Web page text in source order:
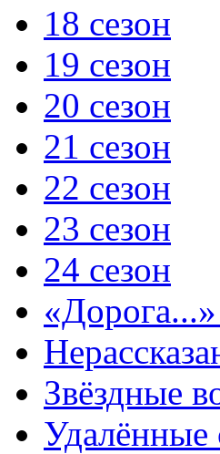
18 сезон
19 сезон
20 сезон
21 сезон
22 сезон
23 сезон
24 сезон
Звёздные
Удалённые